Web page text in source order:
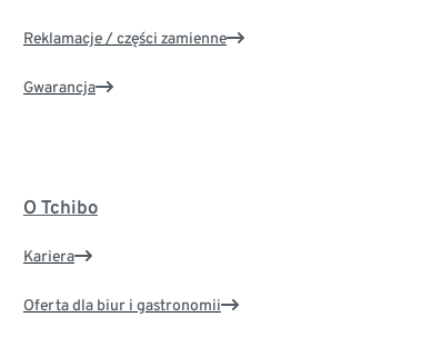
Reklamacje / części zamienne
Gwarancja
O Tchibo
Kariera
Oferta dla biur i gastronomii